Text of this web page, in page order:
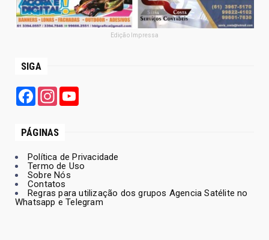
Edição Impressa
SIGA
FacebookInstagram
PÁGINAS
Política de Privacidade
Termo de Uso
Sobre Nós
Contatos
Regras para utilização dos grupos Agencia Satélite no
Whatsapp e Telegram